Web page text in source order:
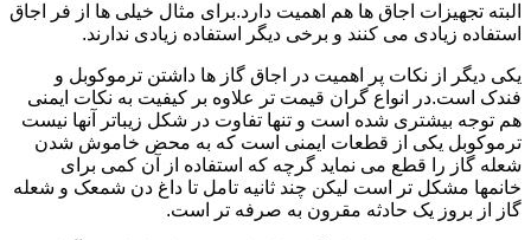
البته تجهیزات اجاق ها هم اهمیت دارد.برای مثال خیلی ها از فر اجاق
استفاده زیادی می کنند و برخی دیگر استفاده زیادی ندارند.
یکی دیگر از نکات پر اهمیت در اجاق گاز ها داشتن ترموکوبل و
فندک است.در انواع گران قیمت تر علاوه بر کیفیت به نکات ایمنی
هم توجه بیشتری شده است و تنها تفاوت در شکل زیباتر آنها نیست
ترموکوبل یکی از قطعات ایمنی است که به محض خاموش شدن
شعله گاز را قطع می نماید گرچه که استفاده از آن کمی برای
خانمها مشکل تر است لیکن چند ثانیه تامل تا داغ دن شمعک و شعله
گاز از بروز یک حادثه مقرون به صرفه تر است.